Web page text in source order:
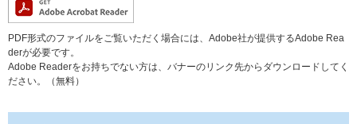
PDF形式のファイルをご覧いただく場合には、Adobe社が提供するAdobe Rea
derが必要です。
Adobe Readerをお持ちでない方は、バナーのリンク先からダウンロードしてく
ださい。（無料）